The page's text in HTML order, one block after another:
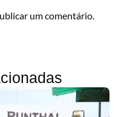
um comentário.